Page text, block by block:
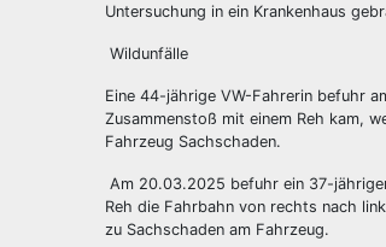
Untersuchung in ein Krankenhaus
Wildunfälle
Eine 44-jährige VW-Fahrerin befuhr
Zusammenstoß mit einem Reh kam,
Fahrzeug Sachschaden.
Am 20.03.2025 befuhr ein 37-
Reh die Fahrbahn von rechts nach
zu Sachschaden am Fahrzeug.